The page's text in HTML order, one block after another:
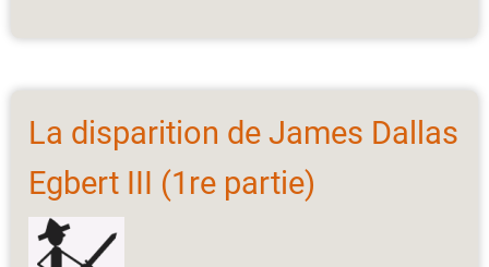
La disparition de James Dallas
Egbert III (1re partie)